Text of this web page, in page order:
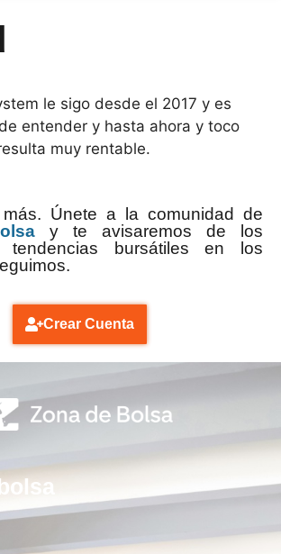
le sigo desde el 2017 y es
entender y hasta ahora y toco
muy rentable.
Únete a la comunidad de
y te avisaremos de los
tendencias bursátiles en los
Crear Cuenta